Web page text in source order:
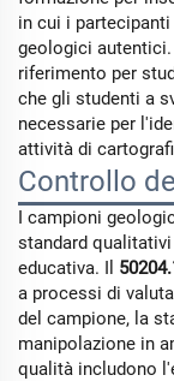
in cui i
geologici
riferimento per
che gli studenti a
necessarie per
attività di
Controllo
I campioni
standard
educativa. Il
a processi di
del campione, la
manipolazione in
qualità includono